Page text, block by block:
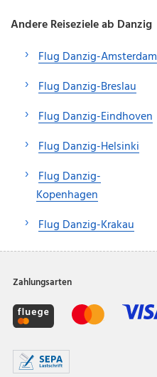
Andere Reiseziele ab Danzig
Flug Danzig-Amsterdam
Flug Danzig-Breslau
Flug Danzig-Eindhoven
Flug Danzig-Helsinki
Flug Danzig-
Kopenhagen
Flug Danzig-Krakau